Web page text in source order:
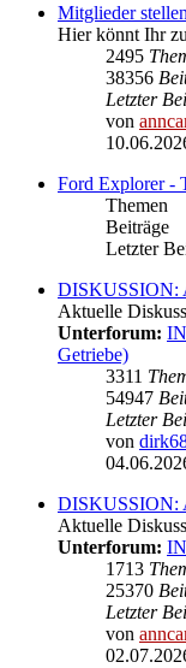
Mitglieder
Hier könnt Ihr
2495
38356
Letzter
von
Ford Explorer -
Themen
Beiträge
Letzter
DISKUSSION:
Aktuelle
Unterforum:
Getriebe)
3311
54947
Letzter
von
DISKUSSION:
Aktuelle
Unterforum:
1713
25370
Letzter
von